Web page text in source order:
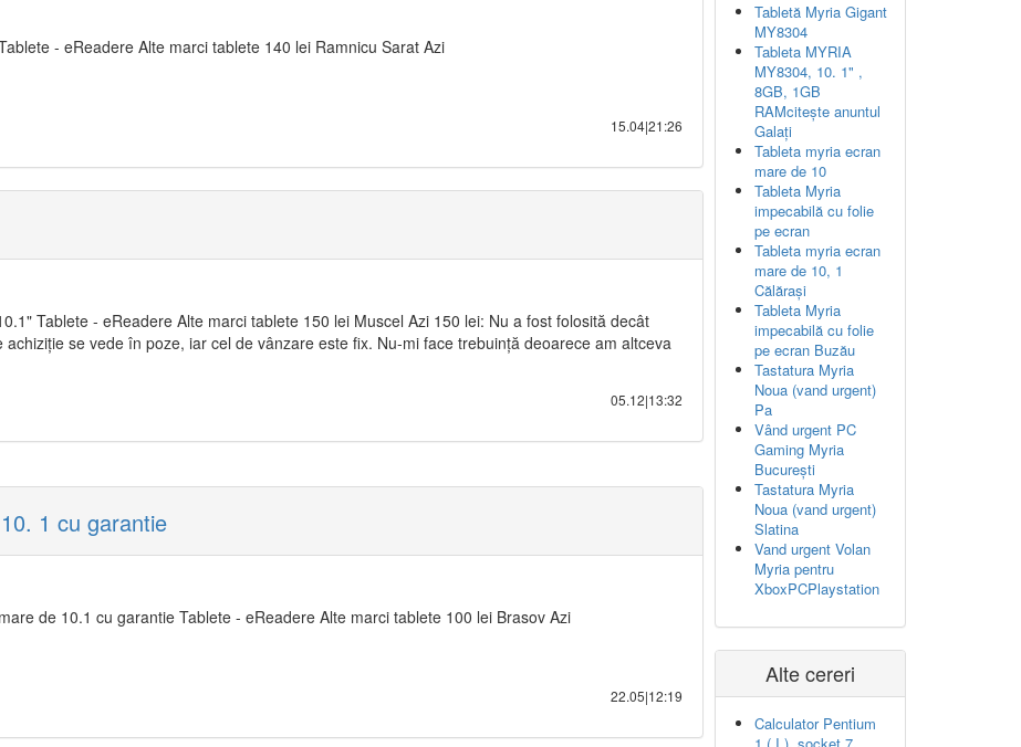
- eReadere Alte marci tablete 140 lei Ramnicu Sarat Azi
15.04|21:26
Tablete - eReadere Alte marci tablete 150 lei Muscel Azi 150 lei: Nu a fost folosită decât
achiziție se vede în poze, iar cel de vânzare este fix. Nu-mi face trebuință deoarece am altceva
05.12|13:32
1 cu garantie
mare de 10.1 cu garantie Tablete - eReadere Alte marci tablete 100 lei Brasov Azi
22.05|12:19
Tabletă Myria Gigant
MY8304
Tableta MYRIA
MY8304, 10. 1" ,
8GB, 1GB
RAMcitește anuntul
Galați
Tableta myria ecran
mare de 10
Tableta Myria
impecabilă cu folie
pe ecran
Tableta myria ecran
mare de 10, 1
Călărași
Tableta Myria
impecabilă cu folie
pe ecran Buzău
Tastatura Myria
Noua (vand urgent)
Pa
Vând urgent PC
Gaming Myria
București
Tastatura Myria
Noua (vand urgent)
Slatina
Vand urgent Volan
Myria pentru
XboxPCPlaystation
Alte cereri
Calculator Pentium